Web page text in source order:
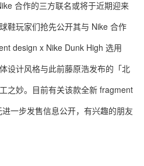
球 鞋
生 活
合作的三方联名或将于近期迎来
鞋玩家们抢先公开其与 Nike 合作
design x Nike Dunk High 选用
设计风格与此前藤原浩发布的「北
之妙。目前有关该款全新 fragment
一步发售信息公开，有兴趣的朋友